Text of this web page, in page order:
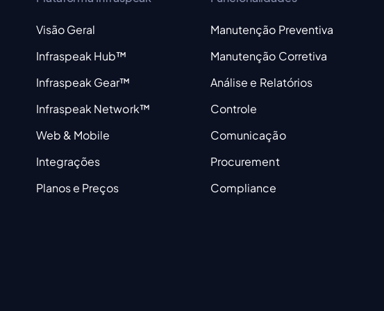
Visão Geral
Infraspeak Hub™
Infraspeak Gear™
Infraspeak Network™
Web & Mobile
Integrações
Planos e Preços
Manutenção Preventiva
Manutenção Corretiva
Análise e Relatórios
Controle
Comunicação
Procurement
Compliance